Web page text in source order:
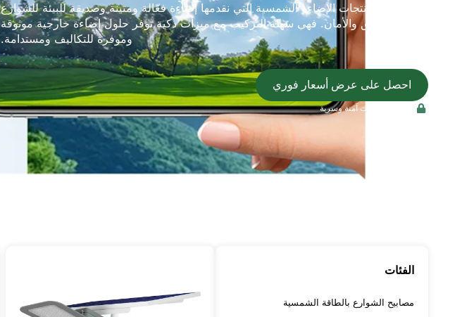
توفر منتجات الإضاءة الشمسية التي نقدمها إضاءة فعّالة ومتينة وصديقة للبيئة للشوارع
والحدائق والأمان. فهي سهلة التركيب مع ميزات ذكية توفر حلول إضاءة خارجية موثوقة
وموفرة للتكاليف ومستدامة.
احصل على عرض أسعار فوري
جميع التحميلات آمنة وسرية
الفئات
مصابيح الشوارع بالطاقة الشمسية